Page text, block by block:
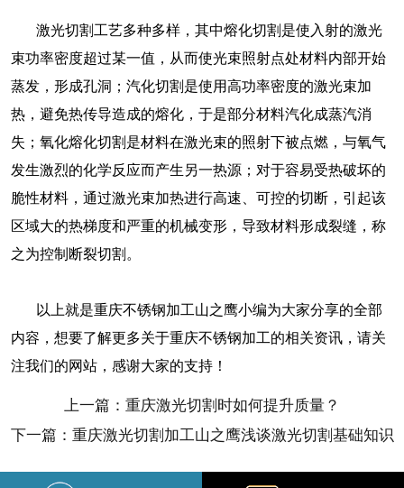
激光切割工艺多种多样，其中熔化切割是使入射的激光
束功率密度超过某一值，从而使光束照射点处材料内部开始
蒸发，形成孔洞；汽化切割是使用高功率密度的激光束加
热，避免热传导造成的熔化，于是部分材料汽化成蒸汽消
失；氧化熔化切割是材料在激光束的照射下被点燃，与氧气
发生激烈的化学反应而产生另一热源；对于容易受热破坏的
脆性材料，通过激光束加热进行高速、可控的切断，引起该
区域大的热梯度和严重的机械变形，导致材料形成裂缝，称
之为控制断裂切割。
以上就是重庆不锈钢加工山之鹰小编为大家分享的全部
内容，想要了解更多关于重庆不锈钢加工的相关资讯，请关
注我们的网站，感谢大家的支持！
上一篇：重庆激光切割时如何提升质量？
下一篇：重庆激光切割加工山之鹰浅谈激光切割基础知识